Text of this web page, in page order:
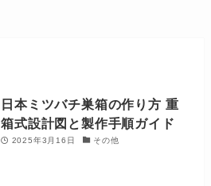
日本ミツバチ巣箱の作り方 重
箱式設計図と製作手順ガイド
2025年3月16日 その他